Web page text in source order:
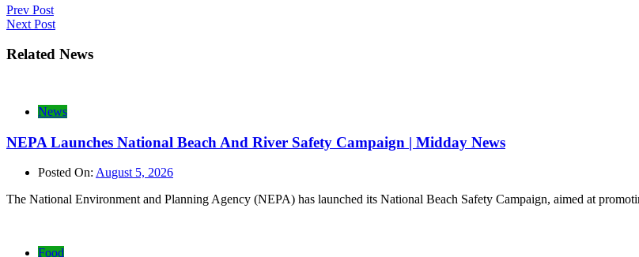
Post
navigation
Prev Post
Next Post
Related News
News
NEPA Launches National Beach And River Safety Campaign | Midday News
Posted On: August 5, 2026
The National Environment and Planning Agency (NEPA) has launched its National Beach Safety Campaign, aimed at
Food